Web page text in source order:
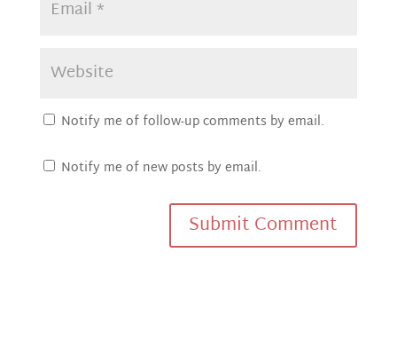
Notify me of follow-up comments by email.
Notify me of new posts by email.